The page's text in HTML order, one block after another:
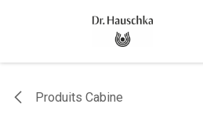
Produits Cabine